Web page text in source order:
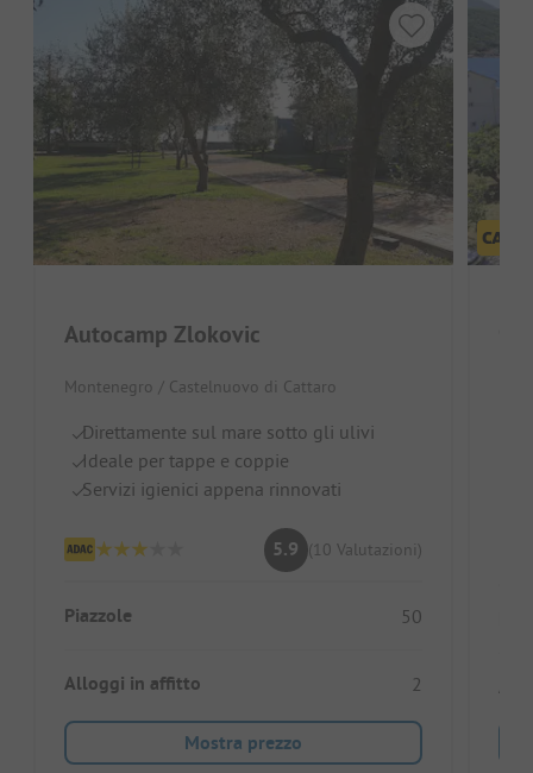
Autocamp Zlokovic
Montenegro / Castelnuovo di Cattaro
Direttamente sul mare sotto gli ulivi
Ideale per tappe e coppie
Servizi igienici appena rinnovati
5.9 (10 Valutazioni)
Piazzole 50
Alloggi in affitto 2
Mostra prezzo